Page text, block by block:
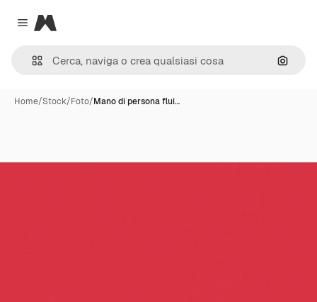
Close menu
Magnific
Cerca
Home/Stock/Foto/Mano di persona flui…